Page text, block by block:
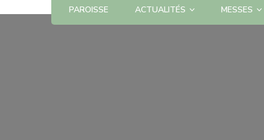
PAROISSE ACTUALITÉS MESSES